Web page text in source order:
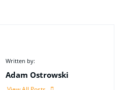
Written by:
Adam Ostrowski